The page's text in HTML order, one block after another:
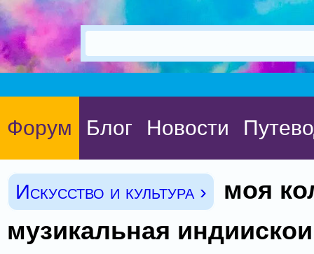
Форум Блог Новости
Искусство и культура ›
моя
музикальная